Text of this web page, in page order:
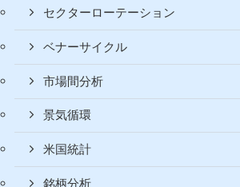
セクターローテーション
ベナーサイクル
市場間分析
景気循環
米国統計
銘柄分析